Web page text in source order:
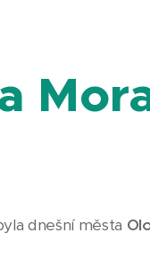
dnešní města